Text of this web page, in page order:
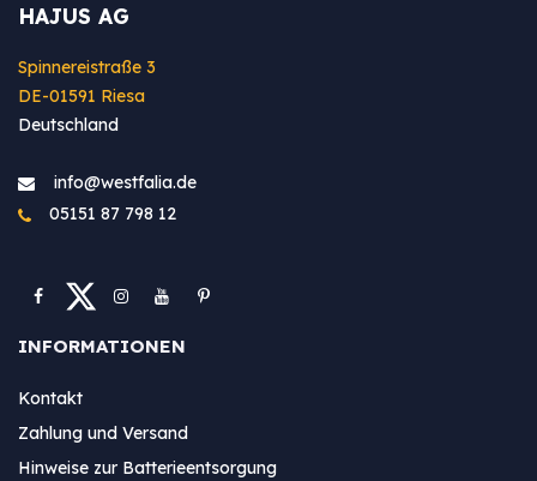
HAJUS AG
Spinnereistraße 3
DE-01591 Riesa
Deutschland
info@westfa​lia.de
05151 87 798 12
INFORMATIONEN
Kontakt
Zahlung und Versand
Hinweise zur Batterieentsorgung